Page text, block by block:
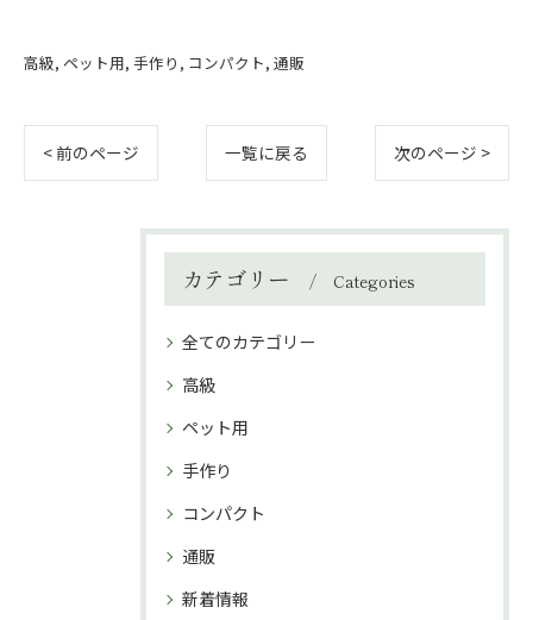
高級 ペット用 手作り コンパクト 通販
< 前のページ 一覧に戻る 次のページ >
カテゴリー Categories
全てのカテゴリー
高級
ペット用
手作り
コンパクト
通販
新着情報